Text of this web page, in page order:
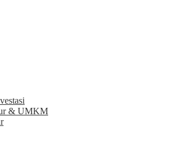
& UMKM